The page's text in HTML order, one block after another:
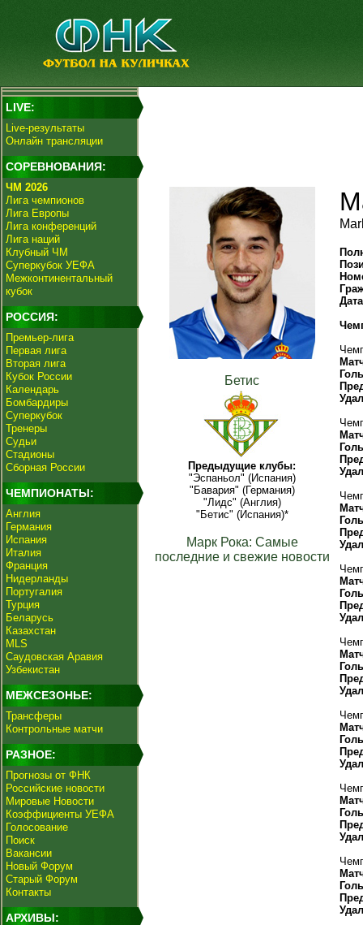
LIVE:
Live-результаты
Онлайн трансляции
СОРЕВНОВАНИЯ:
ЧМ 2026
Лига чемпионов
Лига Европы
Лига конференций
Лига наций
Клубный ЧМ
Суперкубок УЕФА
Межконтинентальный
кубок
РОССИЯ:
Премьер-лига
Первая лига
Вторая лига
Кубок России
Календарь
Бомбардиры
Суперкубок
Тренеры
Судьи
Стадионы
Сборная России
ЧЕМПИОНАТЫ:
Англия
Германия
Испания
Италия
Франция
Нидерланды
Португалия
Турция
Беларусь
Казахстан
MLS
Саудовская Аравия
Узбекистан
МЕЖСЕЗОНЬЕ:
Трансферы
Контрольные матчи
РАЗНОЕ:
Прогнозы от ФНК
Российские новости
Мировые Новости
Коэффициенты УЕФА
Голосование
Поиск
Вакансии
Новый Форум
Старый Форум
Контакты
АРХИВЫ:
Бетис
Предыдущие клубы:
"Эспаньол" (Испания)
"Бавария" (Германия)
"Лидс" (Англия)
"Бетис" (Испания)*
Марк Рока: Самые
последние и свежие новости